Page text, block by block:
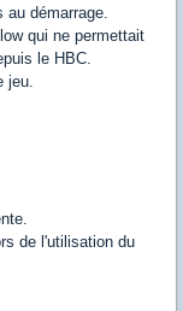
au démarrage.
qui ne permettait
le HBC.
jeu.
de l'utilisation du